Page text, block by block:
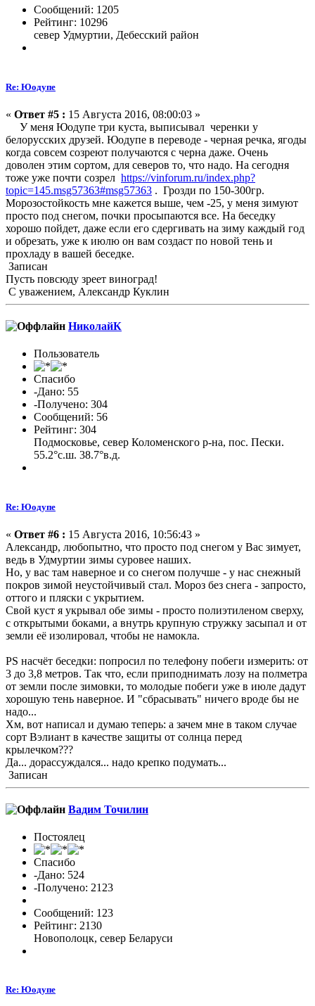
Сообщений: 1205
Рейтинг: 10296
север Удмуртии, Дебесский район
Re: Юодупе
« Ответ #5 : 15 Августа 2016, 08:00:03 »
У меня Юодупе три куста, выписывал черенки у
белорусских друзей. Юодупе в переводе - черная речка, ягоды
когда совсем созреют получаются с черна даже. Очень
доволен этим сортом, для северов то, что надо. На сегодня
тоже уже почти созрел https://vinforum.ru/index.php?
topic=145.msg57363#msg57363 . Грозди по 150-300гр.
Морозостойкость мне кажется выше, чем -25, у меня зимуют
просто под снегом, почки просыпаются все. На беседку
хорошо пойдет, даже если его сдергивать на зиму каждый год
и обрезать, уже к июлю он вам создаст по новой тень и
прохладу в вашей беседке.
Записан
Пусть повсюду зреет виноград!
С уважением, Александр Куклин
НиколайК
Пользователь
Спасибо
-Дано: 55
-Получено: 304
Сообщений: 56
Рейтинг: 304
Подмосковье, север Коломенского р-на, пос. Пески.
55.2°с.ш. 38.7°в.д.
Re: Юодупе
« Ответ #6 : 15 Августа 2016, 10:56:43 »
Александр, любопытно, что просто под снегом у Вас зимует,
ведь в Удмуртии зимы суровее наших.
Но, у вас там наверное и со снегом получше - у нас снежный
покров зимой неустойчивый стал. Мороз без снега - запросто,
оттого и пляски с укрытием.
Свой куст я укрывал обе зимы - просто полиэтиленом сверху,
с открытыми боками, а внутрь крупную стружку засыпал и от
земли её изолировал, чтобы не намокла.
PS насчёт беседки: попросил по телефону побеги измерить: от
3 до 3,8 метров. Так что, если приподнимать лозу на полметра
от земли после зимовки, то молодые побеги уже в июле дадут
хорошую тень наверное. И "сбрасывать" ничего вроде бы не
надо...
Хм, вот написал и думаю теперь: а зачем мне в таком случае
сорт Вэлиант в качестве защиты от солнца перед
крылечком???
Да... дорассуждался... надо крепко подумать...
Записан
Вадим Точилин
Постоялец
Спасибо
-Дано: 524
-Получено: 2123
Сообщений: 123
Рейтинг: 2130
Новополоцк, север Беларуси
Re: Юодупе